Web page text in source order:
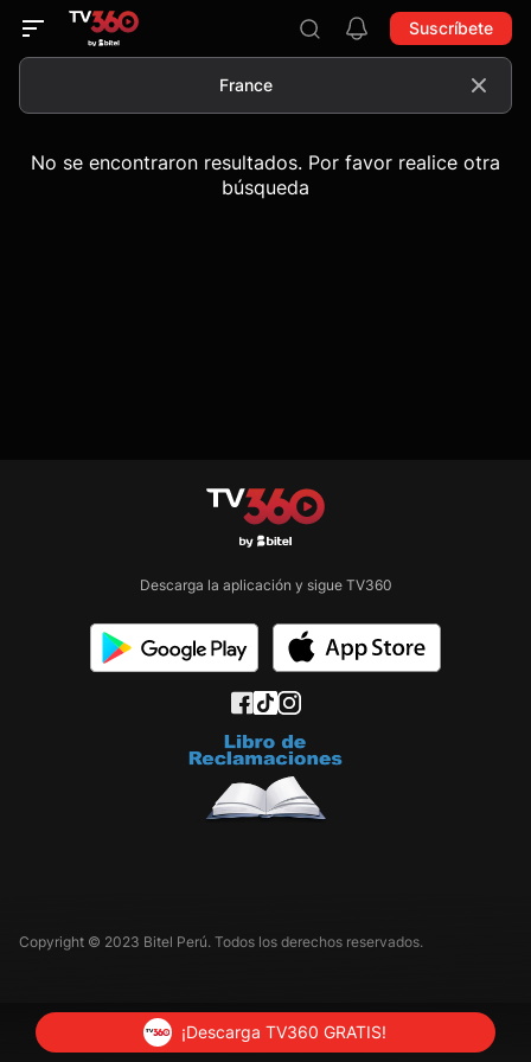
Suscríbete
No se encontraron resultados. Por favor realice otra
búsqueda
Descarga la aplicación y sigue TV360
Copyright © 2023 Bitel Perú. Todos los derechos reservados.
¡Descarga TV360 GRATIS!